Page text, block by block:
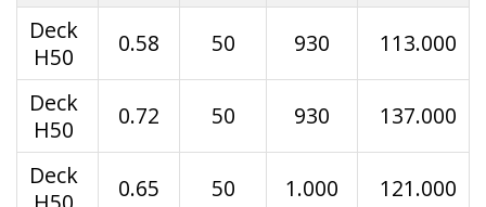
Deck
H50
0.58 50 930 113.000
Deck
H50
0.72 50 930 137.000
Deck
0.65 50 1.000 121.000